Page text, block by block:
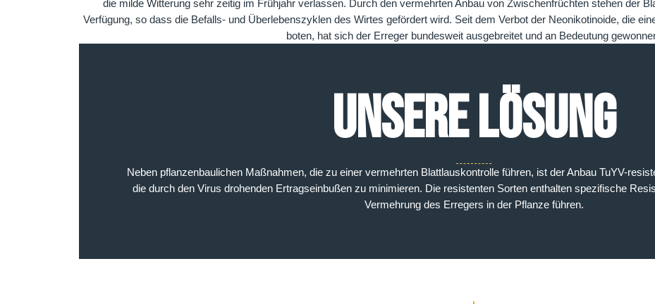
die milde Witterung sehr zeitig im Frühjahr verlassen. Durch den vermehrten Anbau von Zwischenfrüchten stehen der
Verfügung, so dass die Befalls- und Überlebenszyklen des Wirtes gefördert wird. Seit dem Verbot der Neonikotinoide, die
boten, hat sich der Erreger bundesweit ausgebreitet und an Bedeutung
UNSERE LÖSUNG
Neben pflanzenbaulichen Maßnahmen, die zu einer vermehrten Blattlauskontrolle führen, ist der Anbau TuYV-
die durch den Virus drohenden Ertragseinbußen zu minimieren. Die resistenten Sorten enthalten spezifische
Vermehrung des Erregers in der Pflanze führen.